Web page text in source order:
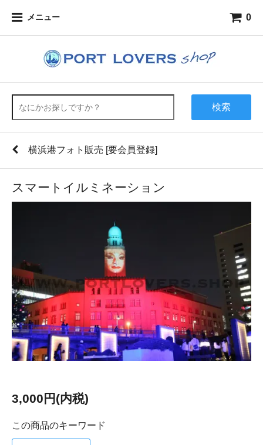
メニュー 0
検索
横浜港フォト販売 [要会員登録]
スマートイルミネーション
3,000円(内税)
この商品のキーワード